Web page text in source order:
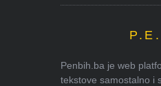
Penbih.ba je web
tekstove samostalno i